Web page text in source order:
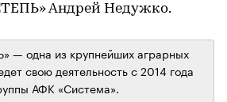
Андрей Недужко.
— одна из крупнейших аграрных
свою деятельность с 2014 года
АФК «Система».